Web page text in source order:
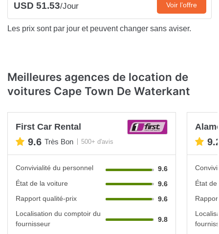
USD 51.53/Jour Voir l’offre
Les prix sont par jour et peuvent changer sans aviser.
Meilleures agences de location de
voitures Cape Town De Waterkant
First Car Rental
9.6 Très Bon 500+ d'avis
Convivialité du personnel
9.6
État de la voiture
9.6
Rapport qualité-prix
9.6
Localisation du comptoir du
fournisseur
9.8
État